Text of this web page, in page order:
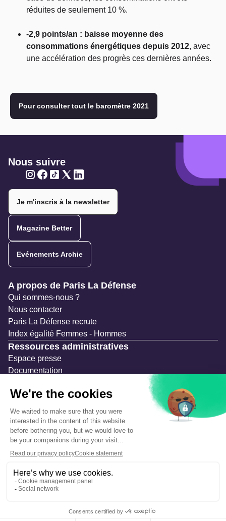
réduites de seulement 10 %.
-2,9 points/an : baisse moyenne des
consommations énergétiques depuis 2012, avec
une accélération des progrès ces dernières années.
Pour consulter tout le baromètre 2021
Nous suivre
Je m'inscris à la newsletter
Magazine Better
Evénements Archie
Navigation secondaire
A propos de Paris La Défense
Qui sommes-nous ?
Nous contacter
Paris La Défense recrute
Index égalité Femmes - Hommes
Ressources administratives
Espace presse
Documentation
Appels à projets & avis d'attribution
Mesures de publicité
Concertations et enquêtes publiques
Précautions et sécurité
Plan de gestion des risques
Que faire en cas d’alerte ?
Mentions légales
Données personnelles
Gestion des cookies